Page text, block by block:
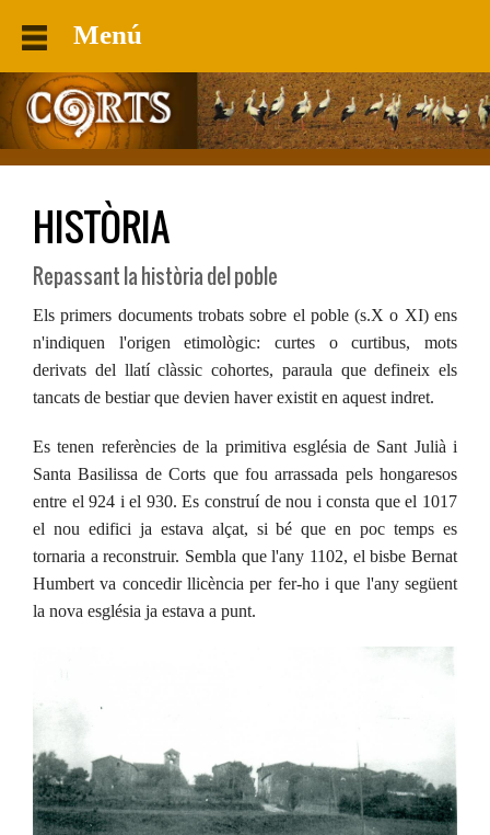
Menú
HISTÒRIA
Repassant la història del poble
Els primers documents trobats sobre el poble (s.X o XI) ens
n'indiquen l'origen etimològic: curtes o curtibus, mots
derivats del llatí clàssic cohortes, paraula que defineix els
tancats de bestiar que devien haver existit en aquest indret.
Es tenen referències de la primitiva església de Sant Julià i
Santa Basilissa de Corts que fou arrassada pels hongaresos
entre el 924 i el 930. Es construí de nou i consta que el 1017
el nou edifici ja estava alçat, si bé que en poc temps es
tornaria a reconstruir. Sembla que l'any 1102, el bisbe Bernat
Humbert va concedir llicència per fer-ho i que l'any següent
la nova església ja estava a punt.